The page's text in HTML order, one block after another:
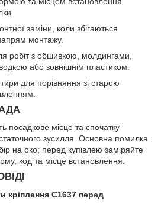
заміни, коли збігаються
монтажу.
робіт з обшивкою, молдингами,
або зовнішнім пластиком.
для порівняння зі старою
посадкове місце та спочатку
зусилля. Основна помилка
на око; перед купівлею заміряйте
код та місце встановлення.
кріплення C1637 перед